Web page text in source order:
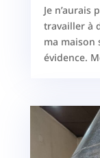
Je
travailler à
ma maison
évidence.